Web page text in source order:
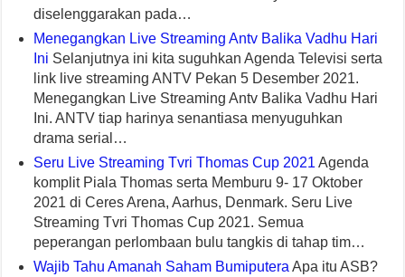
diselenggarakan pada…
Menegangkan Live Streaming Antv Balika Vadhu Hari
Ini Selanjutnya ini kita suguhkan Agenda Televisi serta
link live streaming ANTV Pekan 5 Desember 2021.
Menegangkan Live Streaming Antv Balika Vadhu Hari
Ini. ANTV tiap harinya senantiasa menyuguhkan
drama serial…
Seru Live Streaming Tvri Thomas Cup 2021 Agenda
komplit Piala Thomas serta Memburu 9- 17 Oktober
2021 di Ceres Arena, Aarhus, Denmark. Seru Live
Streaming Tvri Thomas Cup 2021. Semua
peperangan perlombaan bulu tangkis di tahap tim…
Wajib Tahu Amanah Saham Bumiputera Apa itu ASB?